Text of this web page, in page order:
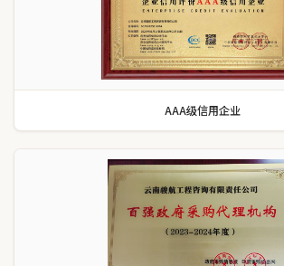
AAA级信用企业